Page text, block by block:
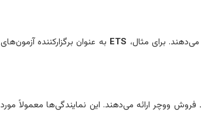
برای مثال، ETS به عنوان برگزارکننده آزمون‌های
ووچر ارائه می‌دهند. این نمایندگی‌ها معمولاً مورد